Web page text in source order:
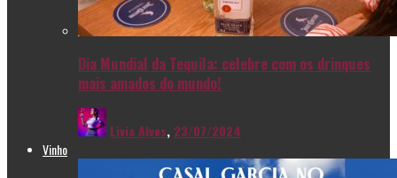
Dia Mundial da Tequila: celebre com os drinques
mais amados do mundo!
Livia Alves, 23/07/2024
Vinho